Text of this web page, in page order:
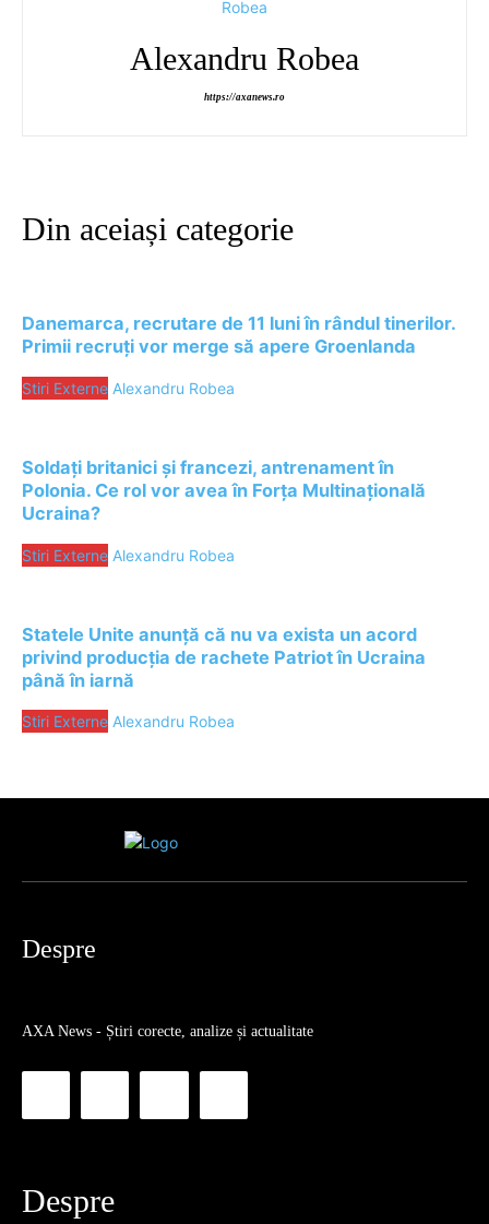
Alexandru Robea
https://axanews.ro
Din aceiași categorie
Danemarca, recrutare de 11 luni în rândul tinerilor.
Primii recruți vor merge să apere Groenlanda
Stiri Externe Alexandru Robea
Soldați britanici și francezi, antrenament în
Polonia. Ce rol vor avea în Forța Multinațională
Ucraina?
Stiri Externe Alexandru Robea
Statele Unite anunță că nu va exista un acord
privind producția de rachete Patriot în Ucraina
până în iarnă
Stiri Externe Alexandru Robea
Despre
AXA News - Știri corecte, analize și actualitate
Despre